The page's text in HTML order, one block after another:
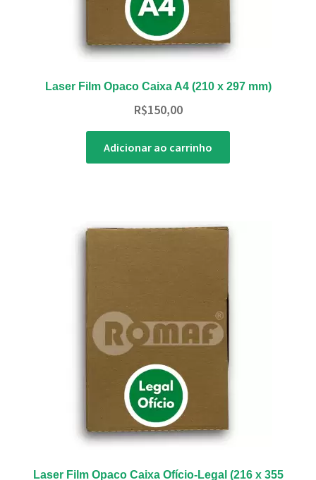
Laser Film Opaco Caixa A4 (210 x 297 mm)
R$150,00
Adicionar ao carrinho
Laser Film Opaco Caixa Ofício-Legal (216 x 355